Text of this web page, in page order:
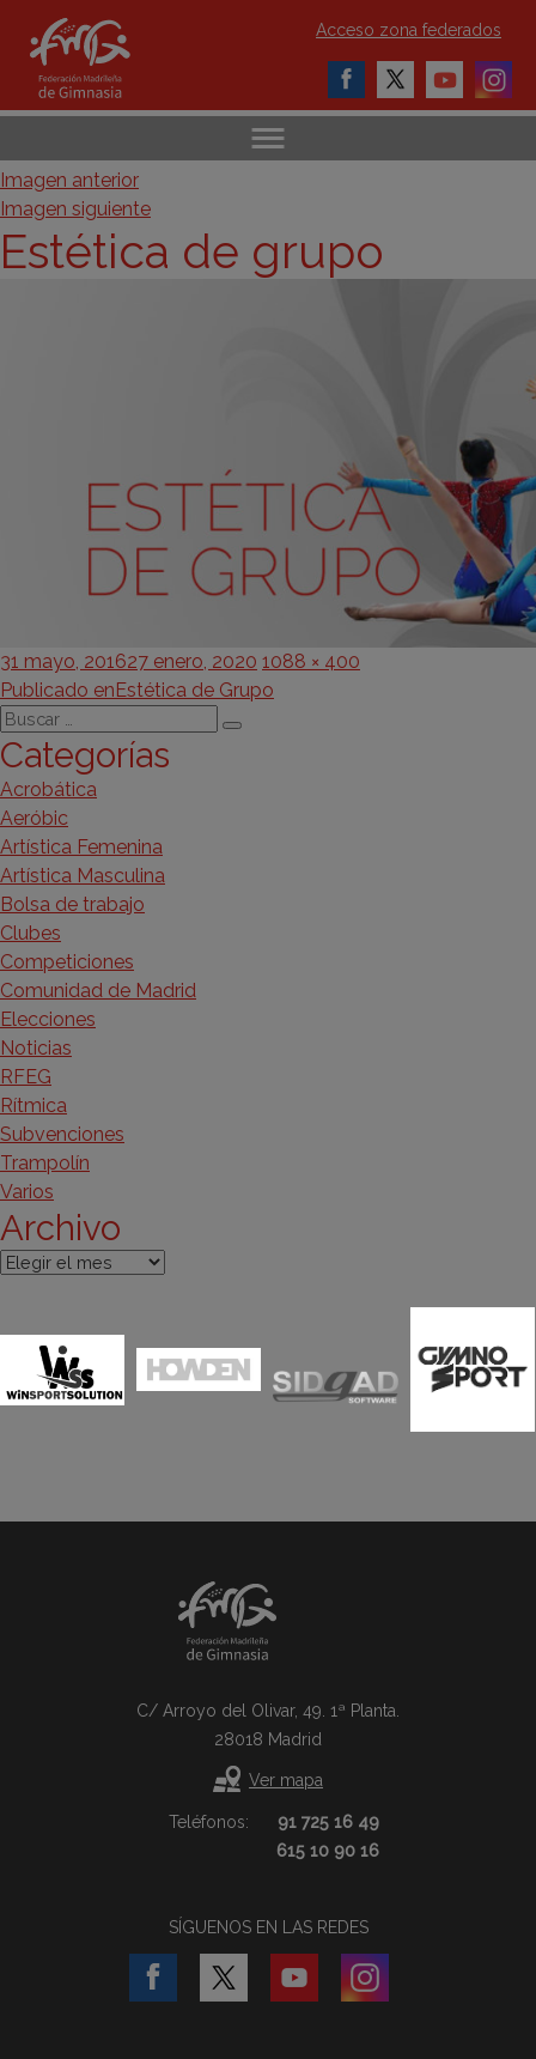
Acceso zona federados
Imagen anterior
Imagen siguiente
Estética de grupo
Publicado
el
31 mayo, 201627 enero, 2020 Tamaño
completo
1088 × 400
Navegación
de
entradas
Publicado enEstética de Grupo
Buscar
por:
Buscar
Categorías
Acrobática
Aeróbic
Artística Femenina
Artística Masculina
Bolsa de trabajo
Clubes
Competiciones
Comunidad de Madrid
Elecciones
Noticias
RFEG
Rítmica
Subvenciones
Trampolín
Varios
Archivo
Archivo
C/ Arroyo del Olivar, 49. 1ª Planta.
28018 Madrid
Ver mapa
Teléfonos:
91 725 16 49
615 10 90 16
SÍGUENOS EN LAS REDES